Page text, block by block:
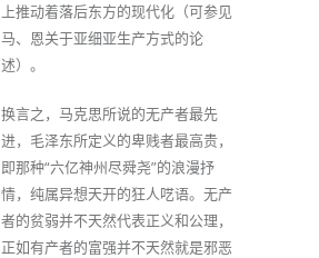
上推动着落后东方的现代化（可参见
马、恩关于亚细亚生产方式的论
述）。
换言之，马克思所说的无产者最先
进，毛泽东所定义的卑贱者最高贵，
即那种“六亿神州尽舜尧”的浪漫抒
情，纯属异想天开的狂人呓语。无产
者的贫弱并不天然代表正义和公理，
正如有产者的富强并不天然就是邪恶